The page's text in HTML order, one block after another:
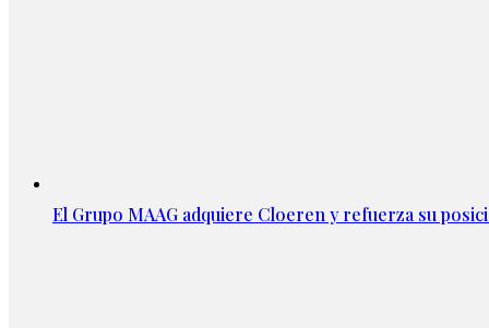
El Grupo MAAG adquiere Cloeren y refuerza su